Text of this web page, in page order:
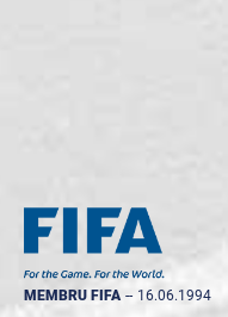
MEMBRU FIFA -- 16.06.1994